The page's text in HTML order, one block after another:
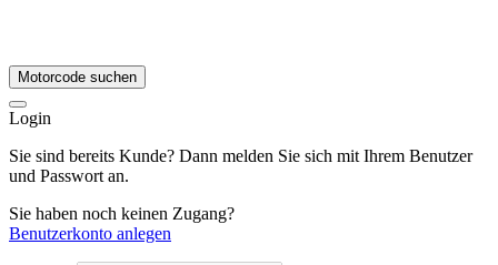
Motorcode suchen
Login
Sie sind bereits Kunde? Dann melden Sie sich mit Ihrem Benutzer
und Passwort an.
Sie haben noch keinen Zugang?
Benutzerkonto anlegen